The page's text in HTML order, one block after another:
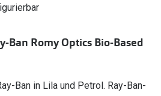
Ban Romy Optics Bio-Based
Ban in Lila und Petrol. Ray-Ban-